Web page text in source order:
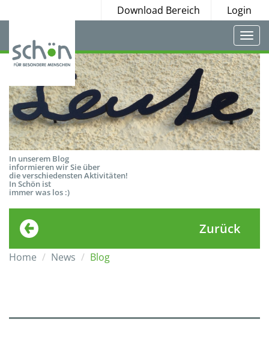
Download Bereich Login
In unserem Blog
informieren wir Sie über
die verschiedensten Aktivitäten!
In Schön ist
immer was los :)
Zurück
Home News Blog